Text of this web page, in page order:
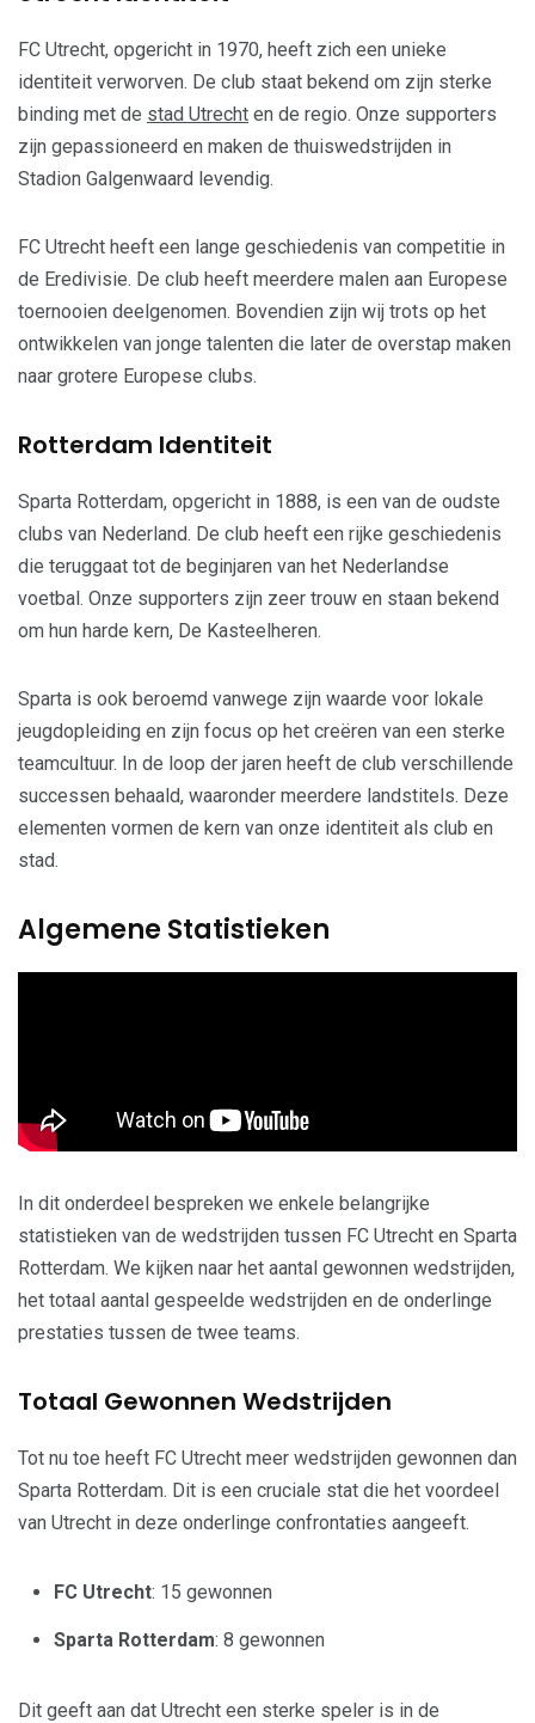
FC Utrecht, opgericht in 1970, heeft zich een unieke
identiteit verworven. De club staat bekend om zijn sterke
binding met de stad Utrecht en de regio. Onze supporters
zijn gepassioneerd en maken de thuiswedstrijden in
Stadion Galgenwaard levendig.
FC Utrecht heeft een lange geschiedenis van competitie in
de Eredivisie. De club heeft meerdere malen aan Europese
toernooien deelgenomen. Bovendien zijn wij trots op het
ontwikkelen van jonge talenten die later de overstap maken
naar grotere Europese clubs.
Rotterdam Identiteit
Sparta Rotterdam, opgericht in 1888, is een van de oudste
clubs van Nederland. De club heeft een rijke geschiedenis
die teruggaat tot de beginjaren van het Nederlandse
voetbal. Onze supporters zijn zeer trouw en staan bekend
om hun harde kern, De Kasteelheren.
Sparta is ook beroemd vanwege zijn waarde voor lokale
jeugdopleiding en zijn focus op het creëren van een sterke
teamcultuur. In de loop der jaren heeft de club verschillende
successen behaald, waaronder meerdere landstitels. Deze
elementen vormen de kern van onze identiteit als club en
stad.
Algemene Statistieken
In dit onderdeel bespreken we enkele belangrijke
statistieken van de wedstrijden tussen FC Utrecht en Sparta
Rotterdam. We kijken naar het aantal gewonnen wedstrijden,
het totaal aantal gespeelde wedstrijden en de onderlinge
prestaties tussen de twee teams.
Totaal Gewonnen Wedstrijden
Tot nu toe heeft FC Utrecht meer wedstrijden gewonnen dan
Sparta Rotterdam. Dit is een cruciale stat die het voordeel
van Utrecht in deze onderlinge confrontaties aangeeft.
FC Utrecht: 15 gewonnen
Sparta Rotterdam: 8 gewonnen
Dit geeft aan dat Utrecht een sterke speler is in de